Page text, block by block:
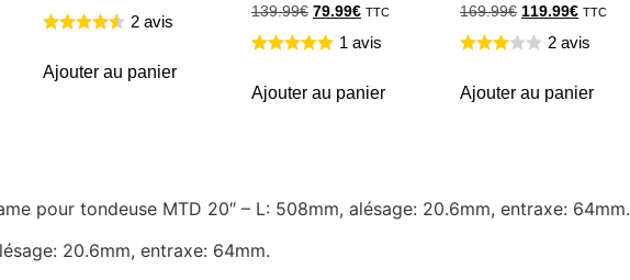
2 avis
Ajouter au panier
139.99€ 79.99€ TTC
1 avis
Ajouter au panier
169.99€ 119.99€ TTC
2 avis
Ajouter au panier
pour tondeuse MTD 20″ – L: 508mm, alésage: 20.6mm, entraxe: 64mm.
20.6mm, entraxe: 64mm.